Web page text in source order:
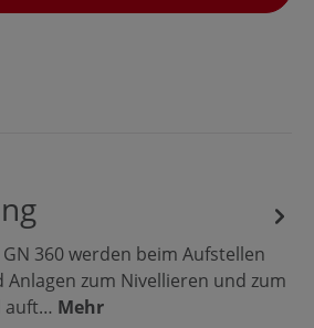
360 werden beim Aufstellen
zum Nivellieren und zum
auft… Mehr